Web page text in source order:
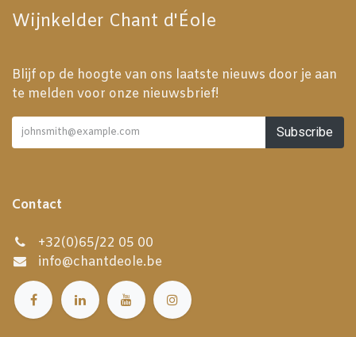
Wijnkelder Chant d'Éole
Blijf op de hoogte van ons laatste nieuws door je aan
te melden voor onze nieuwsbrief!
Subscribe
Contact
+32(0)65/22 05 00
info@chantdeole.be